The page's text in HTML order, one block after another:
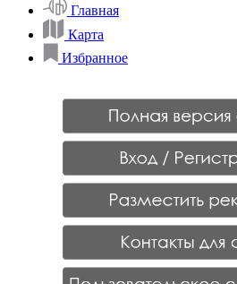
Главная
Карта
Избранное